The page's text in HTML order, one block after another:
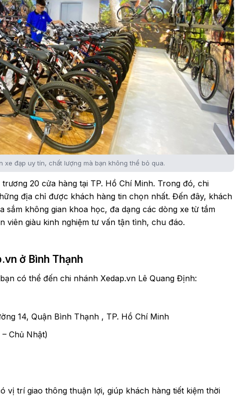
xe đạp uy tín, chất lượng mà bạn không thể bỏ qua.
20 cửa hàng tại TP. Hồ Chí Minh. Trong đó, chi
địa chỉ được khách hàng tin chọn nhất. Đến đây, khách
sắm không gian khoa học, đa dạng các dòng xe từ tầm
viên giàu kinh nghiệm tư vấn tận tình, chu đáo.
ở Bình Thạnh
có thể đến chi nhánh Xedap.vn Lê Quang Định:
14, Quận Bình Thạnh , TP. Hồ Chí Minh
Chủ Nhật)
vị trí giao thông thuận lợi, giúp khách hàng tiết kiệm thời